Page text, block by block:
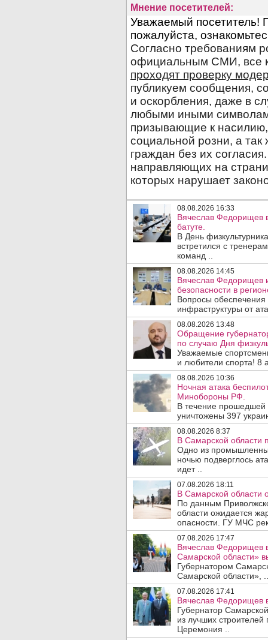
Мнение посетителей:
08.08.2026 16:33
Вячеслав Федорищев
батуте.
В День
встретился с
команд ..
08.08.2026 14:45
Вячеслав Федорищев
безопасности в
Вопросы обеспечения
инфраструктуры от
08.08.2026 13:48
Обращение
по случаю Дня
Уважаемые
и любители спорта! 8
08.08.2026 10:36
Ночная атака
Минобороны РФ.
В течение
уничтожены 397
08.08.2026 8:37
В Самарской области
Одно из
ночью подверглось
идет ..
07.08.2026 18:11
В Самарской области
По данным
области ожидается
опасности. ГУ МЧС
07.08.2026 17:47
Вячеслав Федорищев
Самарской области»
Губернатором
Самарской области», ..
07.08.2026 17:41
Вячеслав Федорищев
Губернатор
из лучших
Церемония ..